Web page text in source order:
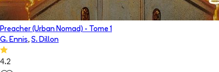
Preacher (Urban Nomad) - Tome 1
G. Ennis, S. Dillon
4.2